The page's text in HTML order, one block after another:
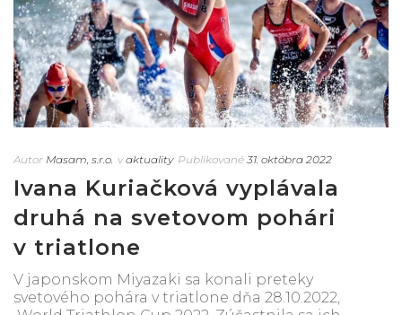
Autor Masam, s.r.o. v aktuality Publikované 31. októbra 2022
Ivana Kuriačková vyplávala
druhá na svetovom pohári
v triatlone
V japonskom Miyazaki sa konali preteky
svetového pohára v triatlone dňa 28.10.2022,